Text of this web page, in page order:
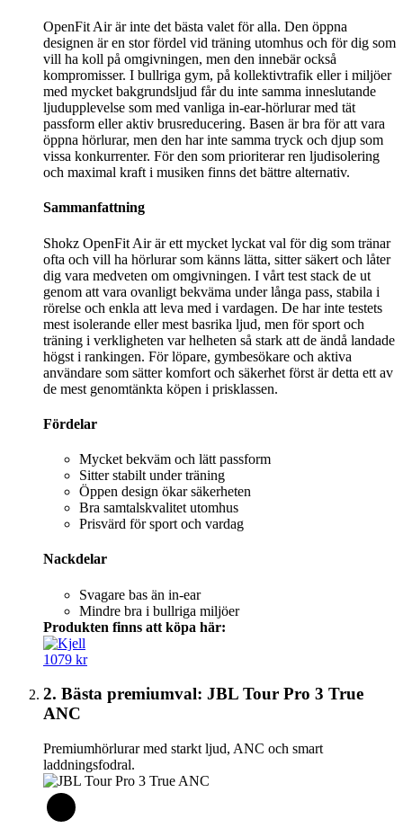
OpenFit Air är inte det bästa valet för alla. Den öppna
designen är en stor fördel vid träning utomhus och för dig som
vill ha koll på omgivningen, men den innebär också
kompromisser. I bullriga gym, på kollektivtrafik eller i miljöer
med mycket bakgrundsljud får du inte samma inneslutande
ljudupplevelse som med vanliga in-ear-hörlurar med tät
passform eller aktiv brusreducering. Basen är bra för att vara
öppna hörlurar, men den har inte samma tryck och djup som
vissa konkurrenter. För den som prioriterar ren ljudisolering
och maximal kraft i musiken finns det bättre alternativ.
Sammanfattning
Shokz OpenFit Air är ett mycket lyckat val för dig som tränar
ofta och vill ha hörlurar som känns lätta, sitter säkert och låter
dig vara medveten om omgivningen. I vårt test stack de ut
genom att vara ovanligt bekväma under långa pass, stabila i
rörelse och enkla att leva med i vardagen. De har inte testets
mest isolerande eller mest basrika ljud, men för sport och
träning i verkligheten var helheten så stark att de ändå landade
högst i rankingen. För löpare, gymbesökare och aktiva
användare som sätter komfort och säkerhet först är detta ett av
de mest genomtänkta köpen i prisklassen.
Fördelar
Mycket bekväm och lätt passform
Sitter stabilt under träning
Öppen design ökar säkerheten
Bra samtalskvalitet utomhus
Prisvärd för sport och vardag
Nackdelar
Svagare bas än in-ear
Mindre bra i bullriga miljöer
Produkten finns att köpa här:
1079 kr
2. Bästa premiumval: JBL Tour Pro 3 True
ANC
Premiumhörlurar med starkt ljud, ANC och smart
laddningsfodral.